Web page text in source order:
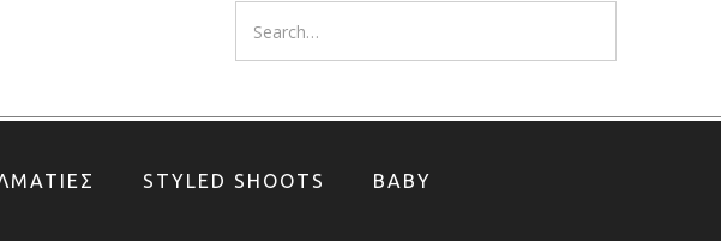
STYLED SHOOTS BABY